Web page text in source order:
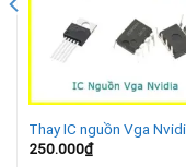
Máy tính bật
Card hoạt động
Thay IC nguồn Vga
250.000₫